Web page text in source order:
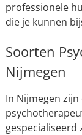
professionele
die je kunnen
Soorten
Nijmegen
In Nijmegen
gespecialiseerd